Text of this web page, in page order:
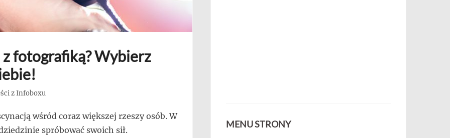
fotografiką? Wybierz
z Infoboxu
wśród coraz większej rzeszy osób. W
spróbować swoich sił.
MENU STRONY